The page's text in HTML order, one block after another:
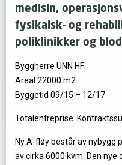
medisin,
fysikalsk- og
poliklinikker og
Byggherre UNN HF
Areal 22000 m2
Byggetid 09/15 – 12/17
Totalentreprise.
Ny A-fløy består av nybygg
av cirka 6000 kvm. Den